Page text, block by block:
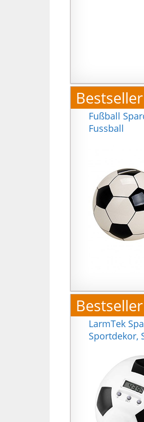
Fußball
Fussball
LarmTek
Sportdekor,